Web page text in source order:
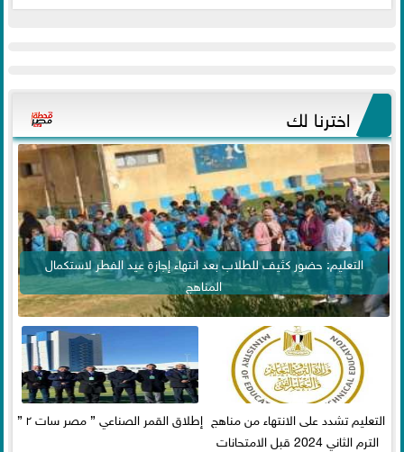
اخترنا لك
التعليم: حضور كثيف للطلاب بعد انتهاء إجازة عيد الفطر لاستكمال
المناهج
التعليم تشدد على الانتهاء من مناهج
الترم الثاني 2024 قبل الامتحانات
إطلاق القمر الصناعي ” مصر سات ٢ ”